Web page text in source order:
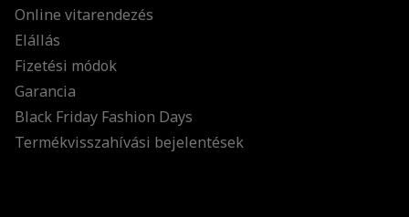
Online vitarendezés
Elállás
Fizetési módok
Garancia
Black Friday Fashion Days
Termékvisszahívási bejelentések